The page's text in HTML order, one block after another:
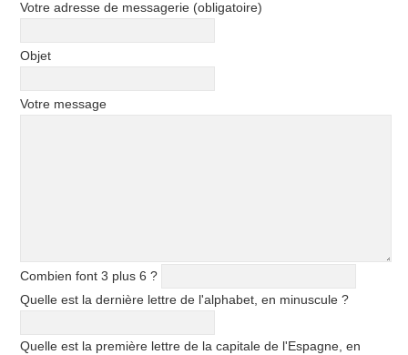
Votre adresse de messagerie (obligatoire)
Objet
Votre message
Combien font 3 plus 6 ?
Quelle est la dernière lettre de l'alphabet, en minuscule ?
Quelle est la première lettre de la capitale de l'Espagne, en